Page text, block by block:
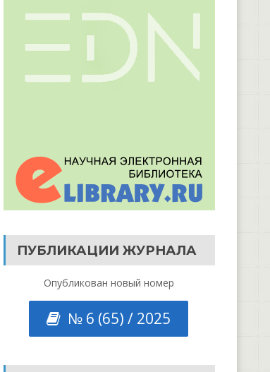
ПУБЛИКАЦИИ ЖУРНАЛА
Опубликован новый номер
№ 6 (65) / 2025